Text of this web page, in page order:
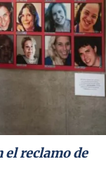
el reclamo de